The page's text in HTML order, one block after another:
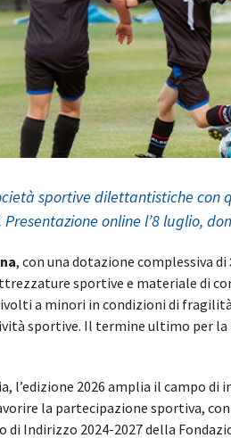
sportive dilettantistiche
Presentazione online l’8 luglio,
, con una dotazione complessiva di
sportive e materiale di
a minori in condizioni di
sportive. Il termine ultimo per la
l’edizione 2026 amplia il
la partecipazione sportiva,
di Indirizzo 2024-2027 della